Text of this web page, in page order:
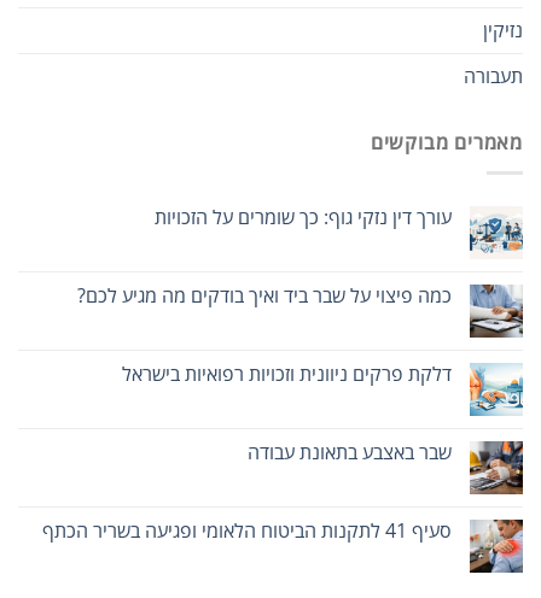
נזיקין
תעבורה
מאמרים מבוקשים
עורך דין נזקי גוף: כך שומרים על הזכויות
כמה פיצוי על שבר ביד ואיך בודקים מה מגיע לכם?
דלקת פרקים ניוונית וזכויות רפואיות בישראל
שבר באצבע בתאונת עבודה
סעיף 41 לתקנות הביטוח הלאומי ופגיעה בשריר הכתף